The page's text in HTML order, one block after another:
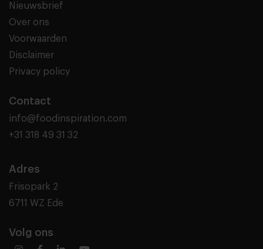
Nieuwsbrief
Over ons
Voorwaarden
Disclaimer
Privacy policy
Contact
info@foodinspiration.com
+31 318 49 31 32
Adres
Frisopark 2
6711 WZ Ede
Volg ons